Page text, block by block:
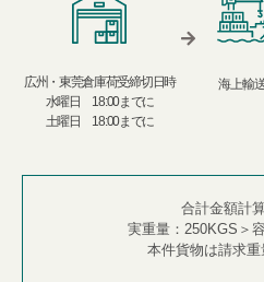
広州・東莞倉庫荷受締切日時​
水曜日 18:00までに​​
土曜日 18:00までに
海上輸
合計金額計
実重量： 250KGS ＞
本件貨物は請求重